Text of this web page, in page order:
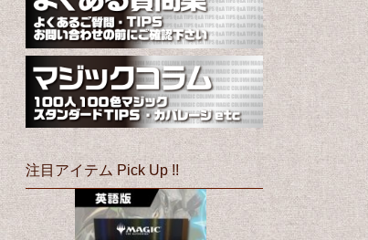
注目アイテム Pick Up !!